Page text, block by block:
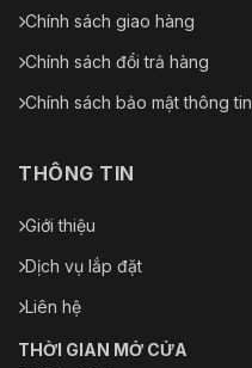
Chính sách giao hàng
Chính sách đổi trả hàng
Chính sách bảo mật thông tin
THÔNG TIN
Giới thiệu
Dịch vụ lắp đặt
Liên hệ
THỜI GIAN MỞ CỬA